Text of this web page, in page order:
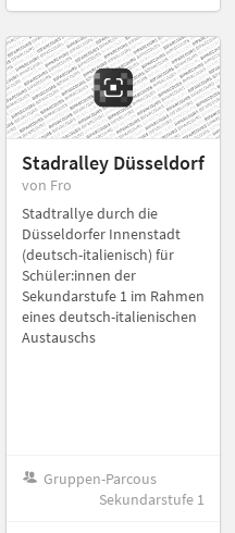
Stadralley Düsseldorf
von Fro
Stadtrallye durch die
Düsseldorfer Innenstadt
(deutsch-italienisch) für
Schüler:innen der
Sekundarstufe 1 im Rahmen
eines deutsch-italienischen
Austauschs
Gruppen-Parcous
Sekundarstufe 1